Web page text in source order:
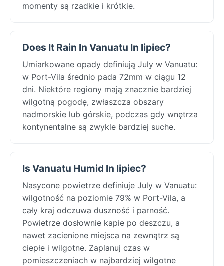
momenty są rzadkie i krótkie.
Does It Rain In Vanuatu In lipiec?
Umiarkowane opady definiują July w Vanuatu:
w Port-Vila średnio pada 72mm w ciągu 12
dni. Niektóre regiony mają znacznie bardziej
wilgotną pogodę, zwłaszcza obszary
nadmorskie lub górskie, podczas gdy wnętrza
kontynentalne są zwykle bardziej suche.
Is Vanuatu Humid In lipiec?
Nasycone powietrze definiuje July w Vanuatu:
wilgotność na poziomie 79% w Port-Vila, a
cały kraj odczuwa duszność i parność.
Powietrze dosłownie kapie po deszczu, a
nawet zacienione miejsca na zewnątrz są
ciepłe i wilgotne. Zaplanuj czas w
pomieszczeniach w najbardziej wilgotne